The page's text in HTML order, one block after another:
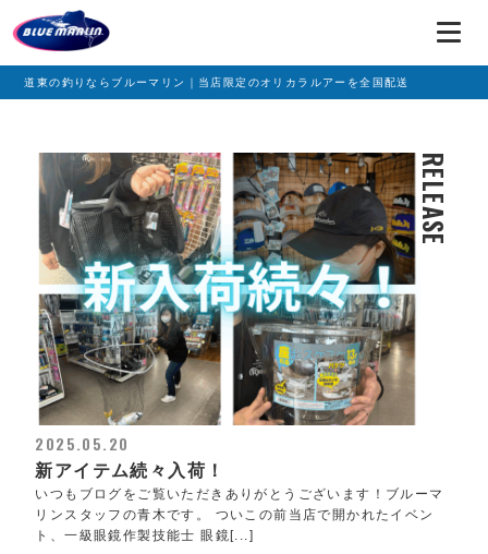
道東の釣りならブルーマリン｜当店限定のオリカラルアーを全国配送
RELEASE
2025.05.20
新アイテム続々入荷！
いつもブログをご覧いただきありがとうございます！ブルーマ
リンスタッフの青木です。 ついこの前当店で開かれたイベン
ト、一級眼鏡作製技能士 眼鏡[...]